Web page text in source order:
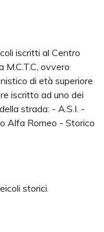
iscritti al Centro
M.C.T.C, ovvero
di età superiore
iscritto ad uno dei
strada: - A.S.I. -
Alfa Romeo - Storico
storici.